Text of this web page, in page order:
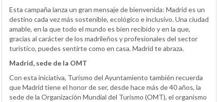
Esta campaña lanza un gran mensaje de bienvenida: Madrid es un
destino cada vez más sostenible, ecológico e inclusivo. Una ciudad
amable, en la que todo el mundo es bien recibido y en la que,
gracias al carácter de los madrileños y profesionales del sector
turístico, puedes sentirte como en casa. Madrid te abraza.
Madrid, sede de la OMT
Con esta iniciativa, Turismo del Ayuntamiento también recuerda
que Madrid tiene el honor de ser, desde hace más de 40 años, la
sede de la Organización Mundial del Turismo (OMT), el organismo